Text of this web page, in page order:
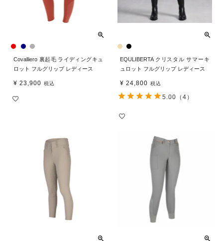
Covalliero 裏起毛 ライディングキュ
ロット フルグリップ レディース
¥ 23,900 税込
EQULIBERTA クリスタル サマーキ
ュロット フルグリップ レディース
¥ 24,800 税込
5.00 （4）